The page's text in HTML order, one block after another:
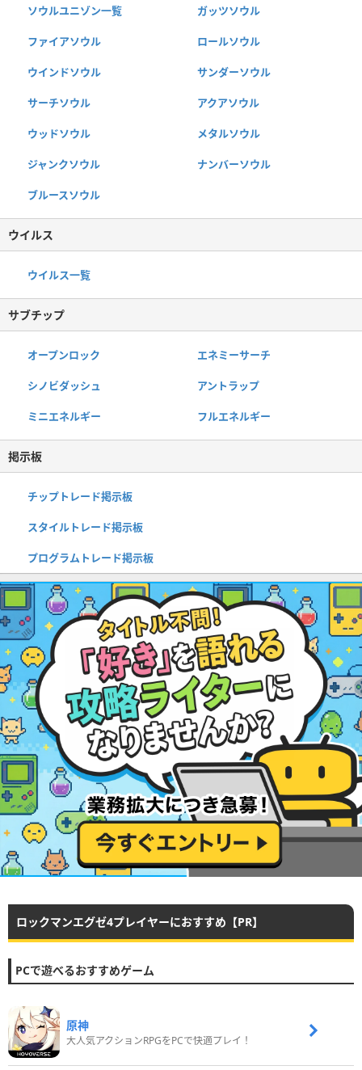
ソウルユニゾン一覧 ガッツソウル
ファイアソウル ロールソウル
ウインドソウル サンダーソウル
サーチソウル アクアソウル
ウッドソウル メタルソウル
ジャンクソウル ナンバーソウル
ブルースソウル
ウイルス
ウイルス一覧
サブチップ
オープンロック エネミーサーチ
シノビダッシュ アントラップ
ミニエネルギー フルエネルギー
掲示板
チップトレード掲示板
スタイルトレード掲示板
プログラムトレード掲示板
ロックマンエグゼ4プレイヤーにおすすめ【PR】
PCで遊べるおすすめゲーム
原神
大人気アクションRPGをPCで快適プレイ！